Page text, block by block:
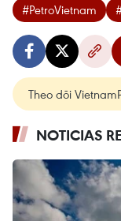
#PetroVietnam
Theo dõi
NOTICIAS